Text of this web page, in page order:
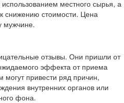
местного сырья, а
к снижению стоимости. Цена
мужчине.
отзывы. Они пришли от
эффекта от приема
могут привести ряд причин,
внутренних органов или
фона.